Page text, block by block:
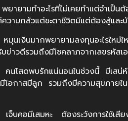
ามทำอะไรที่ไม่เคยทำแต่จำเป็น
วามกลัวแต่ชะตาชีวิตมีแต่ต้องสู้และ
งินมากพยายามลงทุนอะไรใหม่ใ
ข่าวดีรวมถึงมีโชคลาภจากเลขรหัสเ
สดพบรักแน่นอนในช่วงนี้ มีเสน่ห์
โอกาสมีลูก รวมถึงมีความสุขภายใ
อมีเสมหะ ต้องระวังการใช้เสี